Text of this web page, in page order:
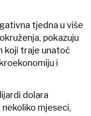
tjedna u više
pokazuju
koji traje unatoč
i
dolara
mjeseci,